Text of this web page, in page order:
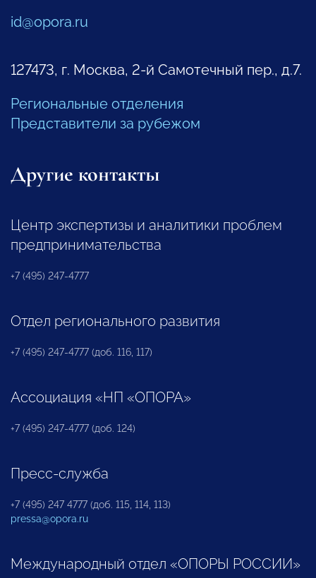
id@opora.ru
127473, г. Москва, 2-й Самотечный пер., д.7.
Региональные отделения
Представители за рубежом
Другие контакты
Центр экспертизы и аналитики проблем
предпринимательства
+7 (495) 247-4777
Отдел регионального развития
+7 (495) 247-4777 (доб. 116, 117)
Ассоциация «НП «ОПОРА»
+7 (495) 247-4777 (доб. 124)
Пресс-служба
+7 (495) 247 4777 (доб. 115, 114, 113)
pressa@opora.ru
Международный отдел «ОПОРЫ РОССИИ»